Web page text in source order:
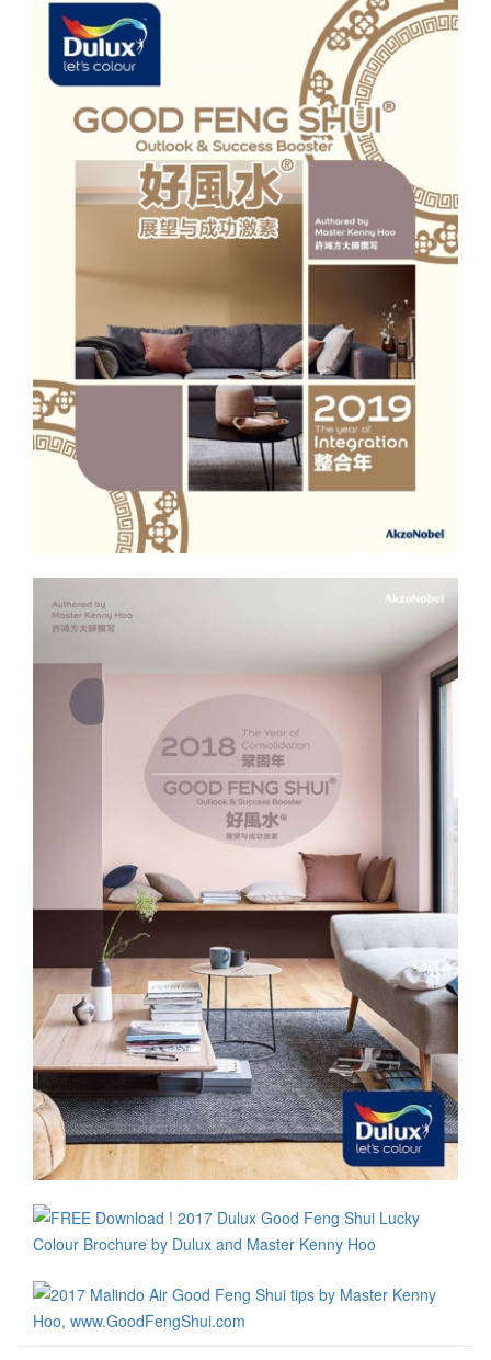
link: https://www.kwongwah.com.my/20210813/预先布署吉宅迎九
有一些不讳忌的投资者乘其价格实在比市价低廉，便“敢敢地”把凶宅
买下。然而又考虑到往后的买家可能会有所避忌，建议可以考虑把
整间房屋刷上清新又亮丽的漆料，但必须避免在室内漆上过多的黑
色、灰色、黄色、红色等，以把凶气驱散或降低。 有地的凶宅，如
排屋、半独立或独立式豪宅等，可以考虑在装修时，将屋瓦全部换
掉或者退而求次打开一些屋顶上的瓦片，以让阳光由屋顶照射到室
内几天，尤其是必须照到屋内特别阴暗之处。又或者可以把大门以
及卧房的门换掉，也可以帮助把凶气解除或至少减低。 换掉地上的
泥土层 一些过于“凶猛”的凶宅，往往是原有的空间设计不佳而累聚
了过多凶煞之气，必须把全间建筑物拆掉，甚至把地上的泥土换去
一层，再重新设计建造，此举能把凶气彻底去除。如一些原为老监
狱的地段在转发展成新的物业前也可以如此处理之。 如有机缘在一
片空地上打造自己梦寐以求的新宅，在设计到动工建造的过程里最
好能够征询有经验又有口碑的风水老师，以帮助拥有更好的风水房
屋设计。特别是在在当下由风水8运转入9运期的转换期里，是位全
家人累积吉气之最好时机。因为此举能够帮助有效地聚集新的与现
有的风水吉气。在双管齐下也望在居住多年后，其产业增值潜能也
能够加以提升。 作者言论仅供参考，不代表本报立场 Original Link:
https://www.kwongwah.com.my/20210717/
建议将有关旧的灯泡或灯管尽早换掉，可以在一瞬间将该处弄得比
较亮丽起来、阳气十足，肯定让全家人的心情也在那一刹那里提升
不少！ Original Link:
https://www.kwongwah.com.my/20210703/